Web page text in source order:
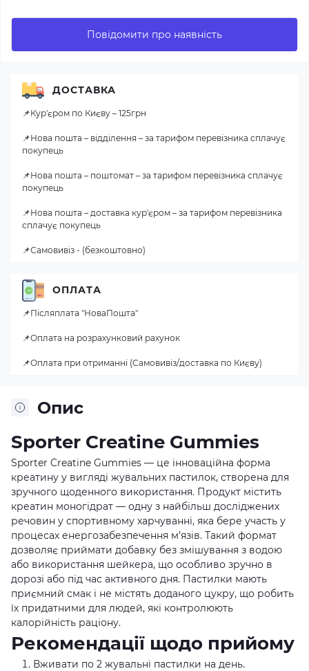
Повідомити про наявність
Опис
Sporter Creatine Gummies
Sporter Creatine Gummies — це інноваційна форма
креатину у вигляді жувальних пастилок, створена для
зручного щоденного використання. Продукт містить
креатин моногідрат — одну з найбільш досліджених
речовин у спортивному харчуванні, яка бере участь у
процесах енергозабезпечення м’язів. Такий формат
дозволяє приймати добавку без змішування з водою
або використання шейкера, що особливо зручно в
дорозі або під час активного дня. Пастилки мають
приємний смак і не містять доданого цукру, що робить
їх придатними для людей, які контролюють
калорійність раціону.
Рекомендації щодо прийому
Вживати по 2 жувальні пастилки на день.
ДОСТАВКА
📌Кур'єром по Києву – 125грн
📌Нова пошта – відділення – за тарифом перевізника сплачує
покупець
📌Нова пошта – поштомат – за тарифом перевізника сплачує
покупець
📌Нова пошта – доставка кур'єром – за тарифом перевізника
сплачує покупець
📌Самовивіз - (безкоштовно)
ОПЛАТА
📌Післяплата "НоваПошта"
📌Оплата на розрахунковий рахунок
📌Оплата при отриманні (Самовивіз/доставка по Києву)